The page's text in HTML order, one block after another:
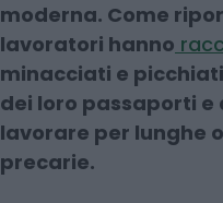
moderna. Come
lavoratori hanno
minacciati e
dei loro passaporti
lavorare per lunghe
precarie.